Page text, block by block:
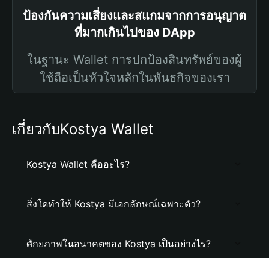
ป้องกันความเสี่ยงและสแกมจากการอนุญาต
ที่มากเกินไปของ DApp
ในฐานะ Wallet การปกป้องสินทรัพย์ของผู้
ใช้ถือเป็นหัวใจหลักในพันธกิจของเรา
เกี่ยวกับKostya Wallet
Kostya Wallet คืออะไร?
สิ่งใดทำให้ Kostya มีเอกลักษณ์เฉพาะตัว?
ศักยภาพในอนาคตของ Kostya เป็นอย่างไร?